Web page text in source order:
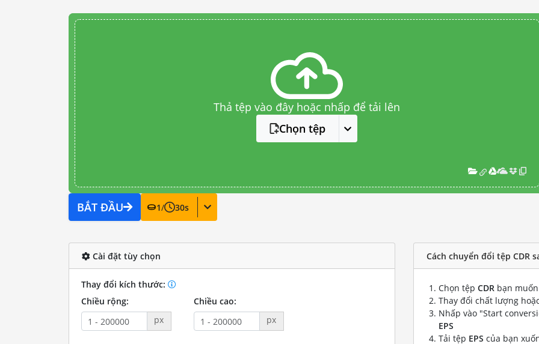
Thả tệp vào đây hoặc nhấp để tải lên
Chọn tệp
BẮT ĐẦU 1/ 30s
Cài đặt tùy chọn
Thay đổi kích thước:
Chiều rộng:
px
Chiều cao:
px
Cách chuyển đổi tệp CDR
Chọn tệp CDR bạn
Thay đổi chất lượng
Nhấp vào "Start
EPS
Tải tệp EPS của bạn